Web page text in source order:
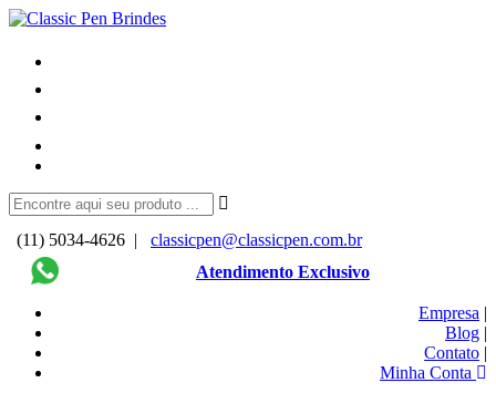
(11) 5034-4626 |
classicpen@classicpen.com.br
Atendimento Exclusivo
Empresa |
Blog |
Contato |
Minha Conta